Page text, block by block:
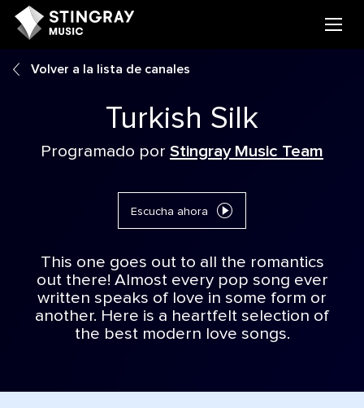
Volver a la lista de canales
Turkish Silk
Programado por Stingray Music Team
Escucha ahora
This one goes out to all the romantics
out there! Almost every pop song ever
written speaks of love in some form or
another. Here is a heartfelt selection of
the best modern love songs.